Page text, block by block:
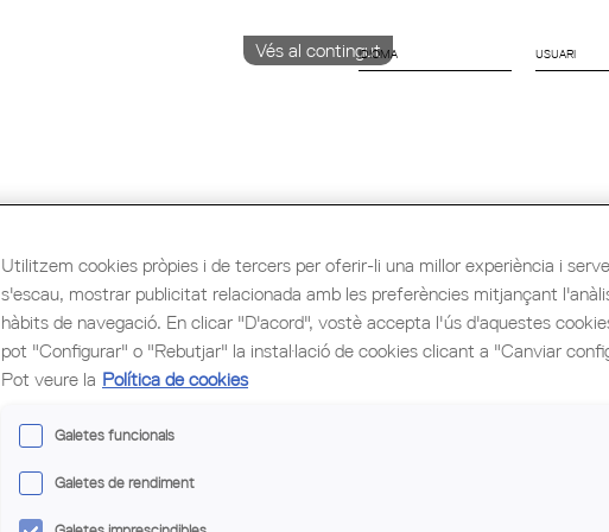
Vés al contingut
IDIOMA
Formació i Ocupació Cultura Congrés Mundial
Utilitzem cookies pròpies i de tercers per oferir-li una millor experiència i
s'escau, mostrar publicitat relacionada amb les preferències mitjançant
hàbits de navegació. En clicar "D'acord", vostè accepta l'ús d'aquestes
pot "Configurar" o "Rebutjar" la instal·lació de cookies clicant a "Canviar
Pot veure la Política de cookies
Galetes funcionals
Galetes de rendiment